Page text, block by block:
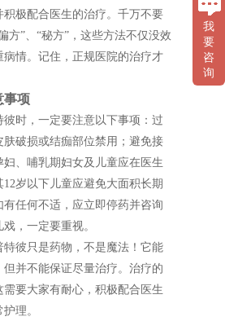
积极配合医生的治疗。千万不要
方”、“秘方”，这些方法不仅没效
病情。记住，正规医院的治疗才
事项
时，一定要注意以下事项：过
肤破损或结痂部位禁用；避免接
、哺乳期妇女及儿童应在医生
岁以下儿童应避免大面积长期
任何不适，应立即停药并咨询
，一定要重视。
特彼只是药物，不是魔法！它能
并不能保证尽量治疗。治疗的
要大家有耐心，积极配合医生
理。
我
要
咨
询